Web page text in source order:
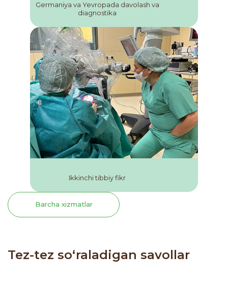
Germaniya va Yevropada davolash va
diagnostika
Ikkinchi tibbiy fikr
Barcha xizmatlar
Tez-tez so‘raladigan savollar